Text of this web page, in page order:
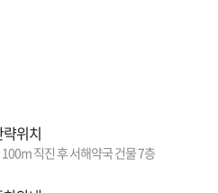
략위치
직진 후 서해약국 건물 7층